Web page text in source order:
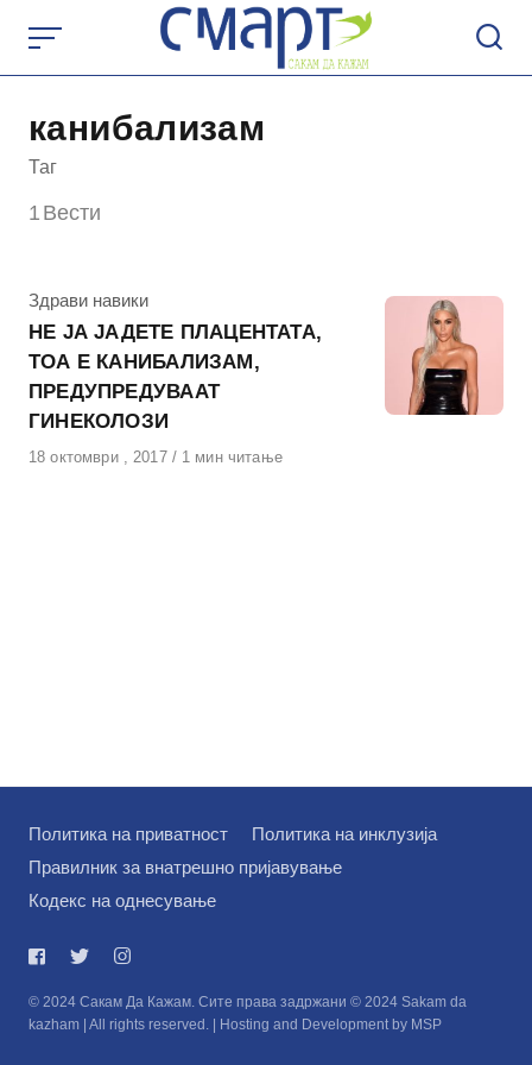
content
канибализам
Таг
1 Вести
КАтегорија
Здрави навики
НЕ ЈА ЈАДЕТЕ ПЛАЦЕНТАТА,
ТОА Е КАНИБАЛИЗАМ,
ПРЕДУПРЕДУВААТ
ГИНЕКОЛОЗИ
Објавено
18 октомври , 2017 1 мин читање
Политика на приватност
Политика на инклузија
Правилник за внатрешно пријавување
Кодекс на однесување
© 2024 Сакам Да Кажам. Сите права задржани © 2024 Sakam da
kazham | All rights reserved. | Hosting and Development by MSP